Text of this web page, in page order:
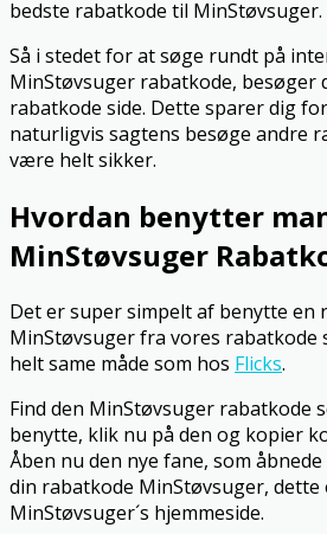
bedste rabatkode til MinStøvsuger.
Så i stedet for at søge rundt på
MinStøvsuger rabatkode, besøger
rabatkode side. Dette sparer dig
naturligvis sagtens besøge andre
være helt sikker.
Hvordan benytter
MinStøvsuger
Det er super simpelt af benytte en
MinStøvsuger fra vores rabatkode
helt same måde som hos Flicks.
Find den MinStøvsuger rabatkode
benytte, klik nu på den og kopier
Åben nu den nye fane, som
din rabatkode MinStøvsuger, dette
MinStøvsuger´s hjemmeside.